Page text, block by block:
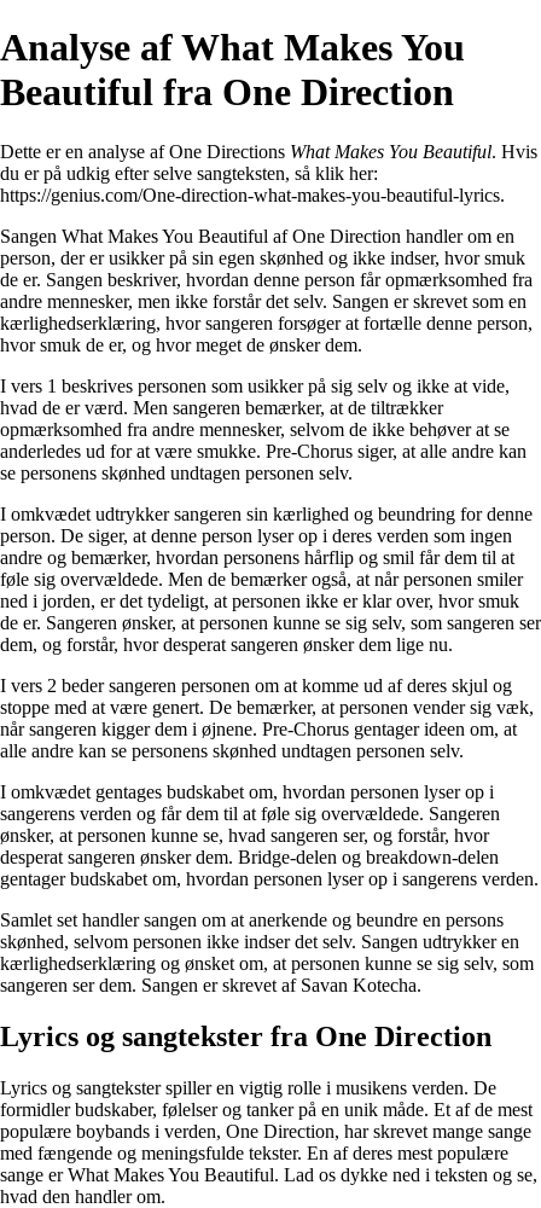
Analyse af What Makes You
Beautiful fra One Direction
Dette er en analyse af One Directions What Makes You Beautiful. Hvis
du er på udkig efter selve sangteksten, så klik her:
https://genius.com/One-direction-what-makes-you-beautiful-lyrics.
Sangen What Makes You Beautiful af One Direction handler om en
person, der er usikker på sin egen skønhed og ikke indser, hvor smuk
de er. Sangen beskriver, hvordan denne person får opmærksomhed fra
andre mennesker, men ikke forstår det selv. Sangen er skrevet som en
kærlighedserklæring, hvor sangeren forsøger at fortælle denne person,
hvor smuk de er, og hvor meget de ønsker dem.
I vers 1 beskrives personen som usikker på sig selv og ikke at vide,
hvad de er værd. Men sangeren bemærker, at de tiltrækker
opmærksomhed fra andre mennesker, selvom de ikke behøver at se
anderledes ud for at være smukke. Pre-Chorus siger, at alle andre kan
se personens skønhed undtagen personen selv.
I omkvædet udtrykker sangeren sin kærlighed og beundring for denne
person. De siger, at denne person lyser op i deres verden som ingen
andre og bemærker, hvordan personens hårflip og smil får dem til at
føle sig overvældede. Men de bemærker også, at når personen smiler
ned i jorden, er det tydeligt, at personen ikke er klar over, hvor smuk
de er. Sangeren ønsker, at personen kunne se sig selv, som sangeren ser
dem, og forstår, hvor desperat sangeren ønsker dem lige nu.
I vers 2 beder sangeren personen om at komme ud af deres skjul og
stoppe med at være genert. De bemærker, at personen vender sig væk,
når sangeren kigger dem i øjnene. Pre-Chorus gentager ideen om, at
alle andre kan se personens skønhed undtagen personen selv.
I omkvædet gentages budskabet om, hvordan personen lyser op i
sangerens verden og får dem til at føle sig overvældede. Sangeren
ønsker, at personen kunne se, hvad sangeren ser, og forstår, hvor
desperat sangeren ønsker dem. Bridge-delen og breakdown-delen
gentager budskabet om, hvordan personen lyser op i sangerens verden.
Samlet set handler sangen om at anerkende og beundre en persons
skønhed, selvom personen ikke indser det selv. Sangen udtrykker en
kærlighedserklæring og ønsket om, at personen kunne se sig selv, som
sangeren ser dem. Sangen er skrevet af Savan Kotecha.
Lyrics og sangtekster fra One Direction
Lyrics og sangtekster spiller en vigtig rolle i musikens verden. De
formidler budskaber, følelser og tanker på en unik måde. Et af de mest
populære boybands i verden, One Direction, har skrevet mange sange
med fængende og meningsfulde tekster. En af deres mest populære
sange er What Makes You Beautiful. Lad os dykke ned i teksten og se,
hvad den handler om.